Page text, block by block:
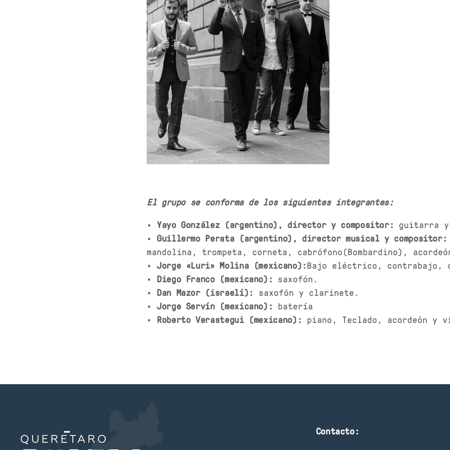
El grupo se conforma de los siguientes integrantes:
• Yayo González (argentino), director y compositor: guitarra
• Guillermo Perata (argentino), director musical y compositor:
mandolina, trompeta, corneta, cabrófono(Bombardino),
• Jorge «Luri» Molina (mexicano):Bajo eléctrico, contrabajo,
• Diego Franco (mexicano): saxofón.
• Dan Mazor (israelí): saxofón y clarinete.
• Jorge Servín (mexicano): batería
• Roberto Verastegui (mexicano): piano, Teclado, acordeón y
Contacto: